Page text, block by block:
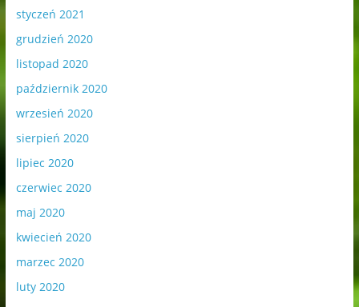
styczeń 2021
grudzień 2020
listopad 2020
październik 2020
wrzesień 2020
sierpień 2020
lipiec 2020
czerwiec 2020
maj 2020
kwiecień 2020
marzec 2020
luty 2020